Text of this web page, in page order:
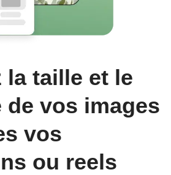
la taille et le
de vos images
vos
ou reels